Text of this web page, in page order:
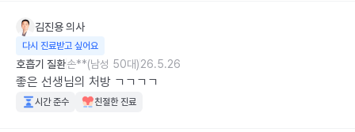
김진용의사
다시 진료받고 싶어요
호흡기 질환손**(남성 50대)26.5.26
좋은 선생님의 처방 ㄱㄱㄱㄱ
시간 준수 친절한 진료